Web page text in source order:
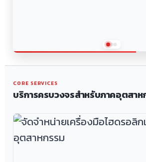
CORE SERVICES
บริการครบวงจรสำหรับภาคอุตสาห